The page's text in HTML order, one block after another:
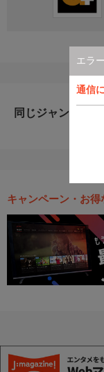
エラー
通信
同じジャンルのお
キャンペーン・お得